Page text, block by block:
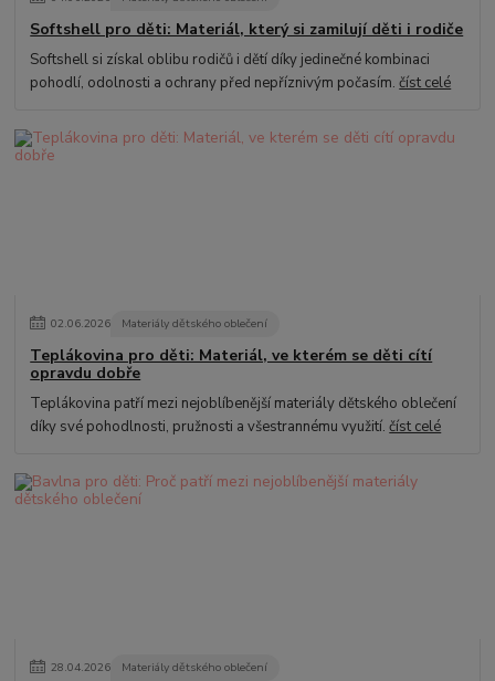
Softshell pro děti: Materiál, který si zamilují děti i rodiče
Softshell si získal oblibu rodičů i dětí díky jedinečné kombinaci
pohodlí, odolnosti a ochrany před nepříznivým počasím.číst celé
02.06.2026 Materiály dětského oblečení
Teplákovina pro děti: Materiál, ve kterém se děti cítí
opravdu dobře
Teplákovina patří mezi nejoblíbenější materiály dětského oblečení
díky své pohodlnosti, pružnosti a všestrannému využití.číst celé
28.04.2026 Materiály dětského oblečení